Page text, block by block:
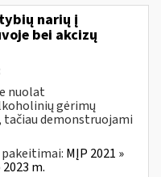
narių į
bei akcizų
nuolat
gėrimų
tačiau demonstruojami
MĮP 2021 »
m.